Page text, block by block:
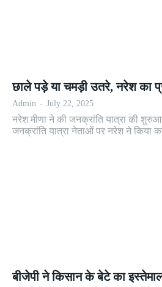
छाले पड़े या चमड़ी उतरे, नरेश का
Admin - July 22, 2025
नरेश मीणा ने की जनक्रांति यात्रा की
जनक्रांति यात्रा नेताओं पर नरेश ने किया
बीजेपी ने किसान के बेटे का